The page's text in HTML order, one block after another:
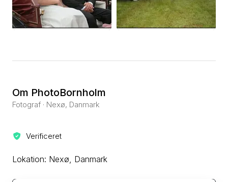
Om PhotoBornholm
Fotograf · Nexø, Danmark
Verificeret
Lokation: Nexø, Danmark